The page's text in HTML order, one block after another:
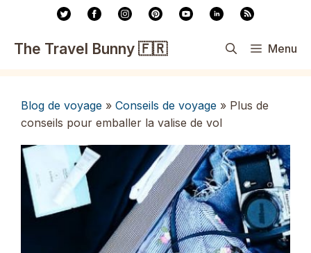
contenu
The Travel Bunny 🇫🇷 Menu
Blog de voyage » Conseils de voyage » Plus de
conseils pour emballer la valise de vol